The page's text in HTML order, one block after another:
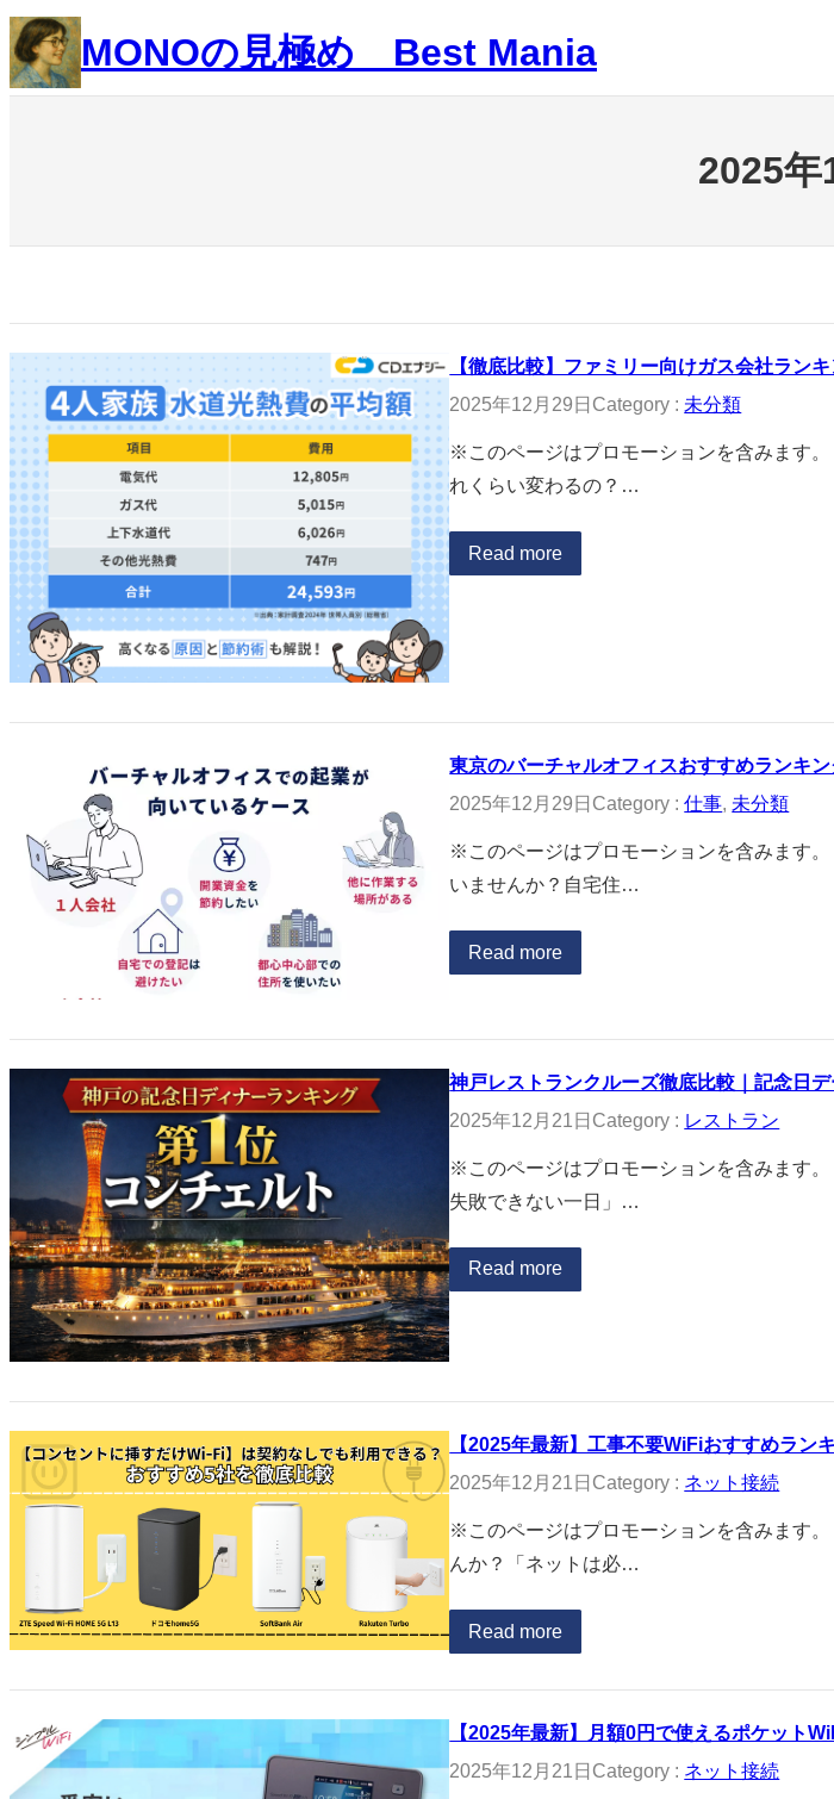
内
容
を
MONOの見極め Best Mania
2025年
【徹底比較】ファミリー向けガス会社ラン
2025年12月29日 Category : 未分類
※このページはプロモーションを含みます
れくらい変わるの？…
Read more
東京のバーチャルオフィスおすすめランキ
2025年12月29日 Category :仕事, 未分類
※このページはプロモーションを含みます
いませんか？自宅住…
Read more
神戸レストランクルーズ徹底比較｜記念日
2025年12月21日 Category : レストラン
※このページはプロモーションを含みます
失敗できない一日」…
Read more
【2025年最新】工事不要WiFiおすすめラン
2025年12月21日 Category : ネット接続
※このページはプロモーションを含みます
んか？「ネットは必…
Read more
【2025年最新】月額0円で使えるポケット
2025年12月21日 Category : ネット接続